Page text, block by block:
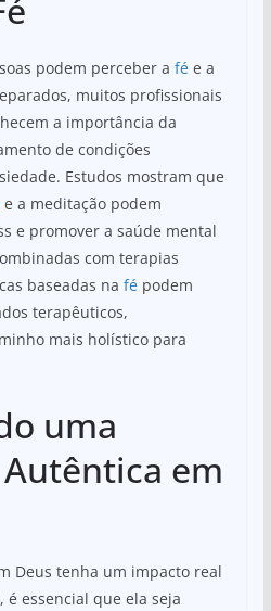
podem perceber a fée a
muitos profissionais
a importância da
de condições
Estudos mostram que
e a meditação podem
e promover a saúde mental
com terapias
baseadas na fépodem
terapêuticos,
mais holístico para
uma
em
Deus tenha um impacto real
é essencial que ela seja